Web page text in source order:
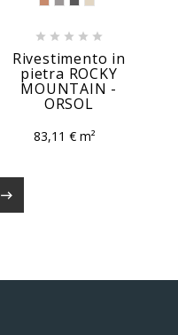
    
Rivestimento in
pietra ROCKY
MOUNTAIN -
ORSOL
83,11 € m²
